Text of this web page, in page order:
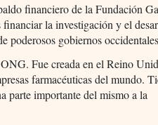
financiero de la Fundación
la investigación y el
poderosos gobiernos
Fue creada en el Reino
farmacéuticas del mundo.
parte importante del mismo a la